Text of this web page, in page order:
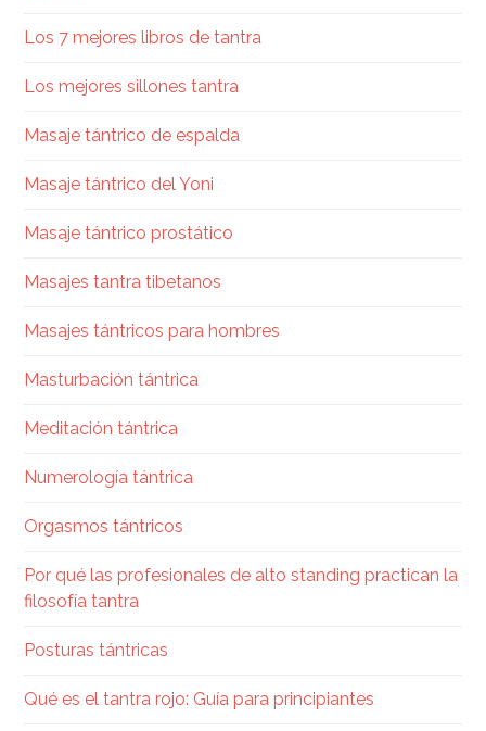
Los 7 mejores libros de tantra
Los mejores sillones tantra
Masaje tántrico de espalda
Masaje tántrico del Yoni
Masaje tántrico prostático
Masajes tantra tibetanos
Masajes tántricos para hombres
Masturbación tántrica
Meditación tántrica
Numerología tántrica
Orgasmos tántricos
Por qué las profesionales de alto standing practican la
filosofía tantra
Posturas tántricas
Qué es el tantra rojo: Guía para principiantes